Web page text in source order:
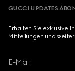
GUCCI UPDATES
Erhalten Sie exklusive
Mitteilungen und
E-Mail